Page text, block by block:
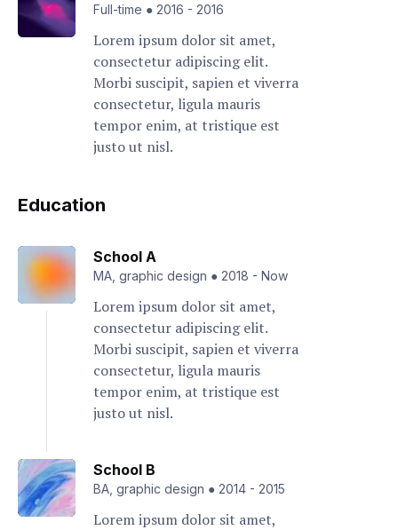
Full-time ● 2016 - 2016
Lorem ipsum dolor sit amet,
consectetur adipiscing elit.
Morbi suscipit, sapien et viverra
consectetur, ligula mauris
tempor enim, at tristique est
justo ut nisl.
Education
School A
MA, graphic design ● 2018 - Now
Lorem ipsum dolor sit amet,
consectetur adipiscing elit.
Morbi suscipit, sapien et viverra
consectetur, ligula mauris
tempor enim, at tristique est
justo ut nisl.
School B
BA, graphic design ● 2014 - 2015
Lorem ipsum dolor sit amet,